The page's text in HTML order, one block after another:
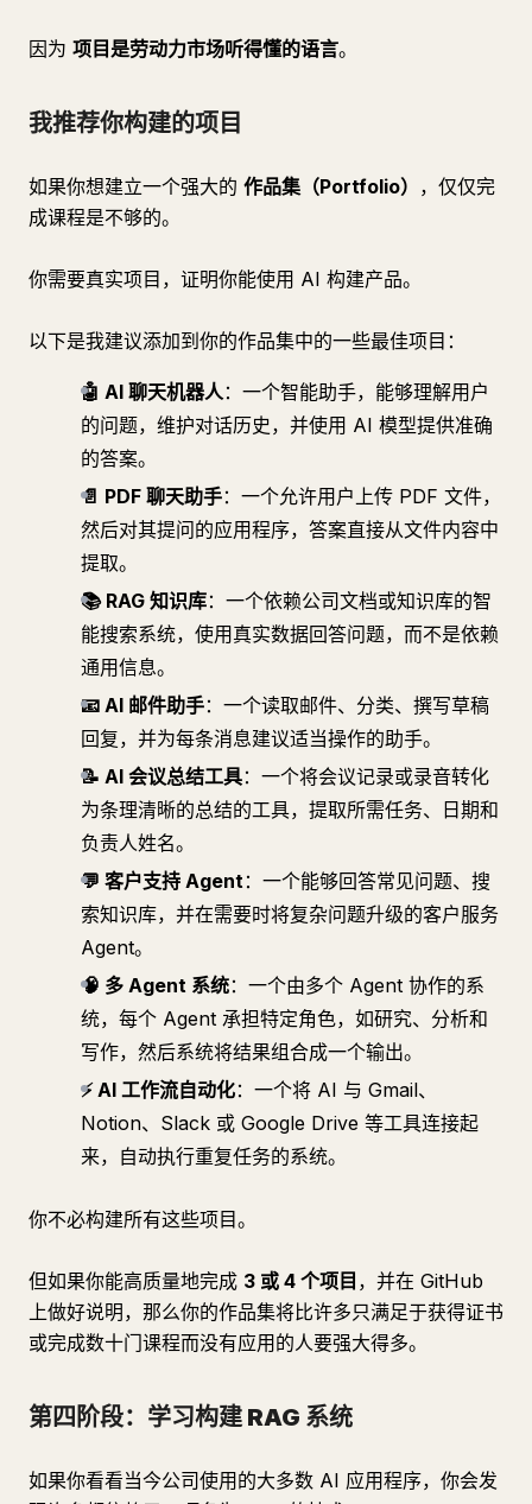
因为 项目是劳动力市场听得懂的语言。
我推荐你构建的项目
如果你想建立一个强大的 作品集（Portfolio） ，仅仅完
成课程是不够的。
你需要真实项目，证明你能使用 AI 构建产品。
以下是我建议添加到你的作品集中的一些最佳项目：
🤖 AI 聊天机器人：一个智能助手，能够理解用户
的问题，维护对话历史，并使用 AI 模型提供准确
的答案。
📄 PDF 聊天助手：一个允许用户上传 PDF 文件，
然后对其提问的应用程序，答案直接从文件内容中
提取。
📚 RAG 知识库：一个依赖公司文档或知识库的智
能搜索系统，使用真实数据回答问题，而不是依赖
通用信息。
📧 AI 邮件助手：一个读取邮件、分类、撰写草稿
回复，并为每条消息建议适当操作的助手。
📝 AI 会议总结工具：一个将会议记录或录音转化
为条理清晰的总结的工具，提取所需任务、日期和
负责人姓名。
💬 客户支持 Agent：一个能够回答常见问题、搜
索知识库，并在需要时将复杂问题升级的客户服务
Agent。
🧠 多 Agent 系统：一个由多个 Agent 协作的系
统，每个 Agent 承担特定角色，如研究、分析和
写作，然后系统将结果组合成一个输出。
⚡ AI 工作流自动化：一个将 AI 与 Gmail、
Notion、Slack 或 Google Drive 等工具连接起
来，自动执行重复任务的系统。
你不必构建所有这些项目。
但如果你能高质量地完成 3 或 4 个项目 ，并在 GitHub
上做好说明，那么你的作品集将比许多只满足于获得证书
或完成数十门课程而没有应用的人要强大得多。
第四阶段：学习构建 RAG 系统
如果你看看当今公司使用的大多数 AI 应用程序，你会发